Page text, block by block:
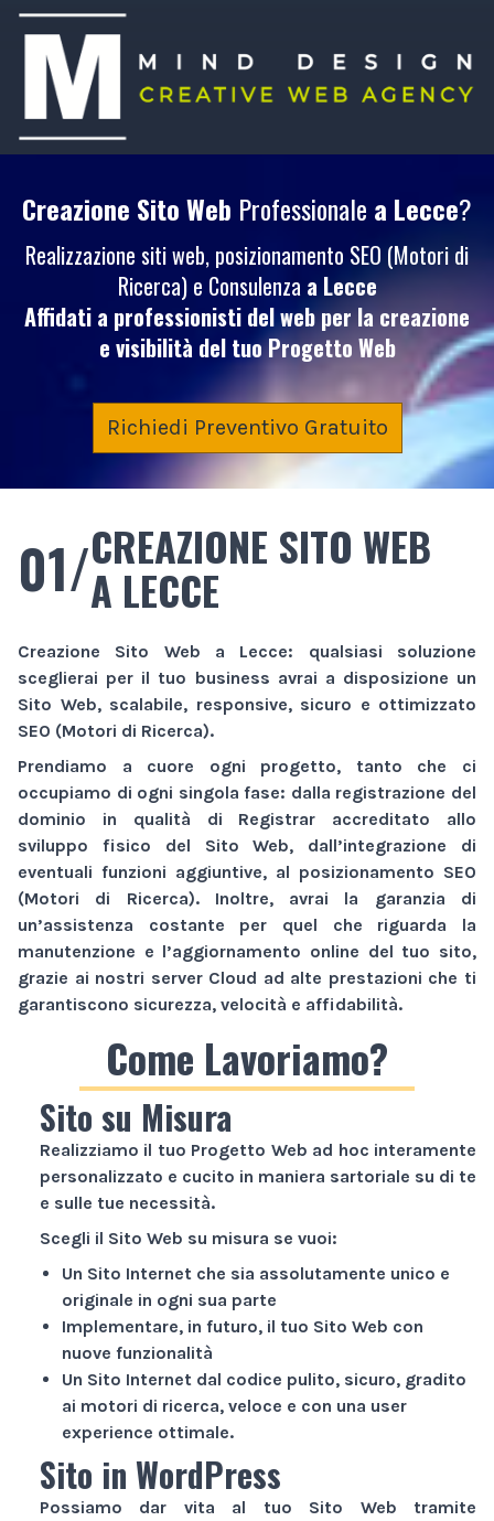
Creazione Sito Web Professionale a Lecce?
Realizzazione siti web, posizionamento SEO (Motori di
Ricerca) e Consulenza a Lecce
Affidati a professionisti del web per la creazione
e visibilità del tuoProgetto Web
Richiedi Preventivo Gratuito
01/CREAZIONE SITO WEB
A LECCE
Creazione Sito Web a Lecce: qualsiasi soluzione
sceglierai per il tuo business avrai a disposizione un
Sito Web, scalabile, responsive, sicuro e ottimizzato
SEO (Motori di Ricerca).
Prendiamo a cuore ogni progetto, tanto che ci
occupiamo di ogni singola fase: dalla registrazione del
dominio in qualità di Registrar accreditato allo
sviluppo fisico del Sito Web, dall’integrazione di
eventuali funzioni aggiuntive, al posizionamento SEO
(Motori di Ricerca). Inoltre, avrai la garanzia di
un’assistenza costante per quel che riguarda la
manutenzione e l’aggiornamento online del tuo sito,
grazie ai nostri server Cloud ad alte prestazioni che ti
garantiscono sicurezza, velocità e affidabilità.
Come Lavoriamo?
Sito su Misura
Realizziamo il tuo Progetto Web ad hoc interamente
personalizzato e cucito in maniera sartoriale su di te
e sulle tue necessità.
Scegli il Sito Web su misura se vuoi:
Un Sito Internet che sia assolutamente unico e
originale in ogni sua parte
Implementare, in futuro, il tuo Sito Web con
nuove funzionalità
Un Sito Internet dal codice pulito, sicuro, gradito
ai motori di ricerca, veloce e con una user
experience ottimale.
Sito in WordPress
Possiamo dar vita al tuo Sito Web tramite